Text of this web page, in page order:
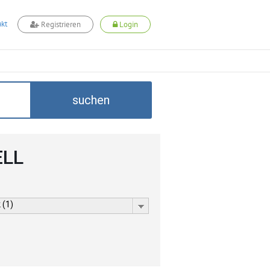
Registrieren Login
suchen
(1)